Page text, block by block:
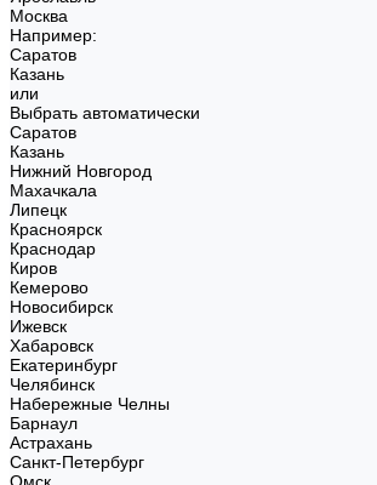
Москва
Например:
Саратов
Казань
или
Выбрать автоматически
Саратов
Казань
Нижний Новгород
Махачкала
Липецк
Красноярск
Краснодар
Киров
Кемерово
Новосибирск
Ижевск
Хабаровск
Екатеринбург
Челябинск
Набережные Челны
Барнаул
Астрахань
Санкт-Петербург